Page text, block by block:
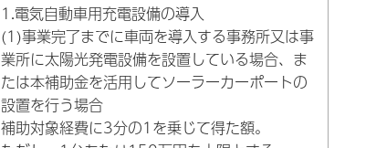
1.電気自動車用充電設備の導入
(1)事業完了までに車両を導入する事務所又は事
業所に太陽光発電設備を設置している場合、ま
たは本補助金を活用してソーラーカーポートの
設置を行う場合
補助対象経費に3分の1を乗じて得た額。